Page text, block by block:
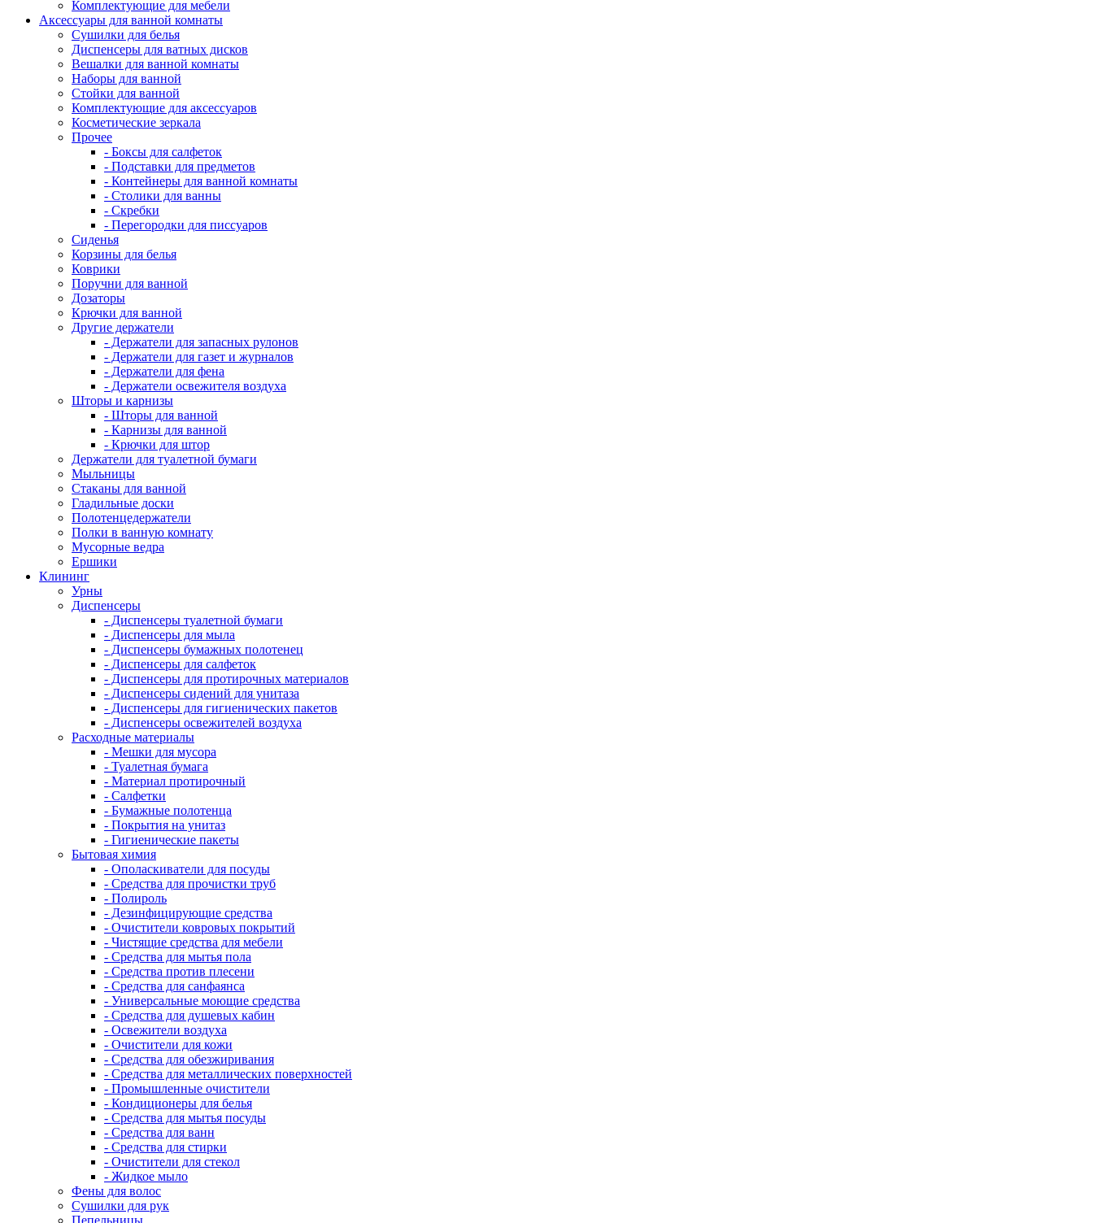
Комплектующие для мебели
Аксессуары для ванной комнаты
Сушилки для белья
Диспенсеры для ватных дисков
Вешалки для ванной комнаты
Наборы для ванной
Стойки для ванной
Комплектующие для аксессуаров
Косметические зеркала
Прочее
- Боксы для салфеток
- Подставки для предметов
- Контейнеры для ванной комнаты
- Столики для ванны
- Скребки
- Перегородки для писсуаров
Сиденья
Корзины для белья
Коврики
Поручни для ванной
Дозаторы
Крючки для ванной
Другие держатели
- Держатели для запасных рулонов
- Держатели для газет и журналов
- Держатели для фена
- Держатели освежителя воздуха
Шторы и карнизы
- Шторы для ванной
- Карнизы для ванной
- Крючки для штор
Держатели для туалетной бумаги
Мыльницы
Стаканы для ванной
Гладильные доски
Полотенцедержатели
Полки в ванную комнату
Мусорные ведра
Ершики
Клининг
Урны
Диспенсеры
- Диспенсеры туалетной бумаги
- Диспенсеры для мыла
- Диспенсеры бумажных полотенец
- Диспенсеры для салфеток
- Диспенсеры для протирочных материалов
- Диспенсеры сидений для унитаза
- Диспенсеры для гигиенических пакетов
- Диспенсеры освежителей воздуха
Расходные материалы
- Мешки для мусора
- Туалетная бумага
- Материал протирочный
- Салфетки
- Бумажные полотенца
- Покрытия на унитаз
- Гигиенические пакеты
Бытовая химия
- Ополаскиватели для посуды
- Средства для прочистки труб
- Полироль
- Дезинфицирующие средства
- Очистители ковровых покрытий
- Чистящие средства для мебели
- Средства для мытья пола
- Средства против плесени
- Средства для санфаянса
- Универсальные моющие средства
- Средства для душевых кабин
- Освежители воздуха
- Очистители для кожи
- Средства для обезжиривания
- Средства для металлических поверхностей
- Промышленные очистители
- Кондиционеры для белья
- Средства для мытья посуды
- Средства для ванн
- Средства для стирки
- Очистители для стекол
- Жидкое мыло
Фены для волос
Сушилки для рук
Пепельницы